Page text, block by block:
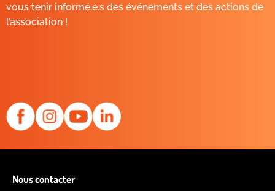
vous tenir informé.e.s des événements et des actions de
l’association !
Nous contacter